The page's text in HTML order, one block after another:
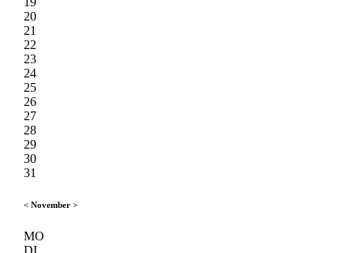
20
21
22
23
24
25
26
27
28
29
30
31
< November >
MO